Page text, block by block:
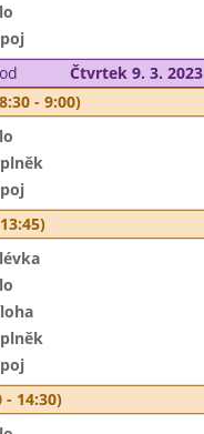
Čtvrtek 9. 3. 2023
- 9:00)
- 14:30)